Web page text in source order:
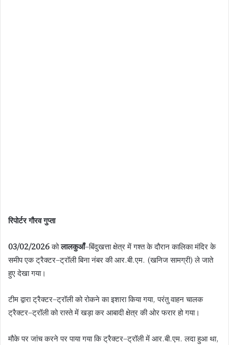
रिपोर्टर गौरव गुप्ता
03/02/2026कोलालकुआँ–बिंदुखत्ता क्षेत्र में गश्त के दौरान कालिका मंदिर के
समीप एक ट्रैक्टर–ट्रॉली बिना नंबर की आर.बी.एम. (खनिज सामग्री) ले जाते
हुए देखा गया।
टीम द्वारा ट्रैक्टर–ट्रॉली को रोकने का इशारा किया गया, परंतु वाहन चालक
ट्रैक्टर–ट्रॉली को रास्ते में खड़ा कर आबादी क्षेत्र की ओर फरार हो गया।
मौके पर जांच करने पर पाया गया कि ट्रैक्टर–ट्रॉली में आर.बी.एम. लदा हुआ था,